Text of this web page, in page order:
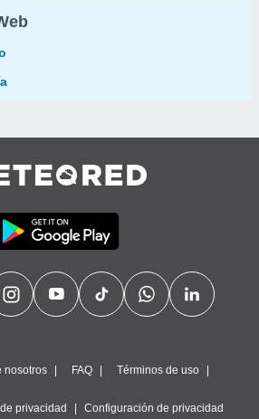
nosotros FAQ Términos de uso
privacidad Configuración de privacidad